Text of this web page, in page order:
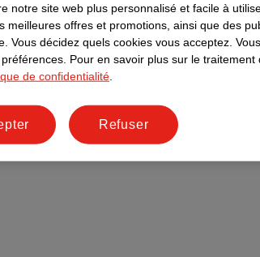
notre site web plus personnalisé et facile à
meilleures offres et promotions, ainsi que des
Vous décidez quels cookies vous acceptez.
Pour en savoir plus sur le
de confidentialité
Refuser